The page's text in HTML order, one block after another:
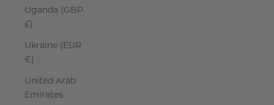
Uganda (GBP
£)
Ukraine (EUR
€)
United Arab
Emirates